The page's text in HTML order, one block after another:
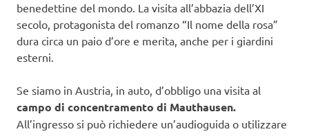
benedettine del mondo. La visita all’abbazia dell’XI
secolo, protagonista del romanzo “Il nome della rosa”
dura circa un paio d’ore e merita, anche per i giardini
esterni.
Se siamo in Austria, in auto, d’obbligo una visita al
campo di concentramento di Mauthausen.
All’ingresso si può richiedere un’audioguida o utilizzare